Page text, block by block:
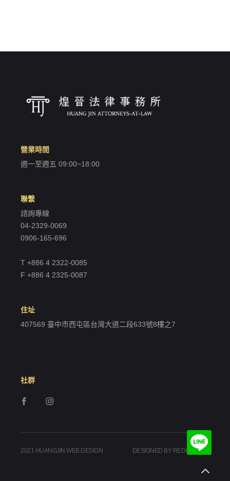
建立專屬帳號
我 要 註 冊
營業時間
週一至週五 09:00~18:00
聯繫
諮詢專線
04-2329-0069
0906-165-696
T +886 4 2322-0085
F +886 4 2325-0087
住址
407569 臺中市西屯區台灣大道二段633號8樓之7
社群
2021 HUANGJIN WEB DESIGN DESIGNED BY REDGEEGEE